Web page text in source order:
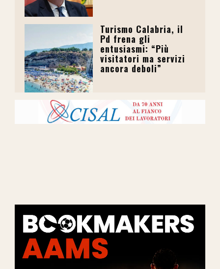
Turismo Calabria, il
Pd frena gli
entusiasmi: “Più
visitatori ma servizi
ancora deboli”